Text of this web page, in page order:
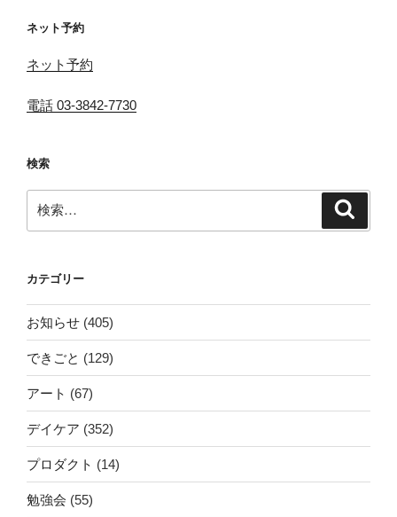
ン
ネット予約
ネット予約
電話 03-3842-7730
検索
索:
カテゴリー
お知らせ (405)
できごと (129)
アート (67)
デイケア (352)
プロダクト (14)
勉強会 (55)